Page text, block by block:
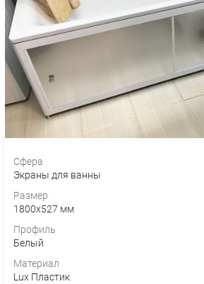
Сфера
Экраны для ванны
Размер
1800х527 мм
Профиль
Белый
Материал
Lux Пластик